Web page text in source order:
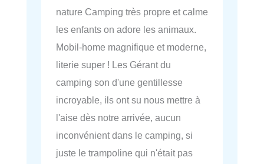
nature Camping très propre et calme
les enfants on adore les animaux.
Mobil-home magnifique et moderne,
literie super ! Les Gérant du
camping son d'une gentillesse
incroyable, ils ont su nous mettre à
l'aise dès notre arrivée, aucun
inconvénient dans le camping, si
juste le trampoline qui n'était pas